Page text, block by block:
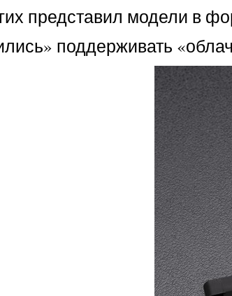
представил модели в
поддерживать